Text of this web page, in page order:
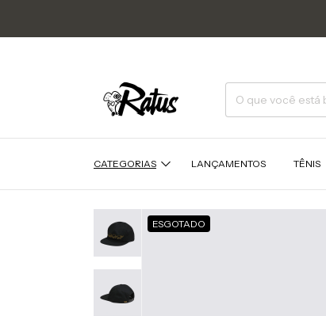
CATEGORIAS LANÇAMENTOS TÊNIS
ESGOTADO